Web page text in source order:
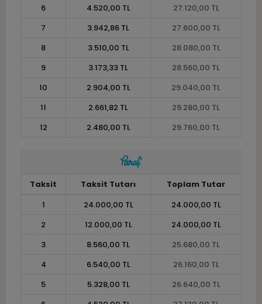
6 4.520,00 TL
27.120,00 TL
7
3.942,86 TL
27.600,00 TL
8
3.510,00 TL
28.080,00 TL
9
3.173,33 TL
28.560,00 TL
10
2.904,00 TL
29.040,00 TL
11
2.661,82 TL
29.280,00 TL
12
2.480,00 TL 29.760,00 TL
Taksit Taksit Tutarı
Toplam Tutar
1
24.000,00 TL
24.000,00 TL
2
12.000,00 TL
24.000,00 TL
3
8.560,00 TL
25.680,00 TL
4
6.540,00 TL
26.160,00 TL
5
5.328,00 TL
26.640,00 TL